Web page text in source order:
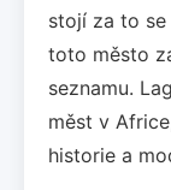
stojí za to
toto město
seznamu.
měst v
historie a